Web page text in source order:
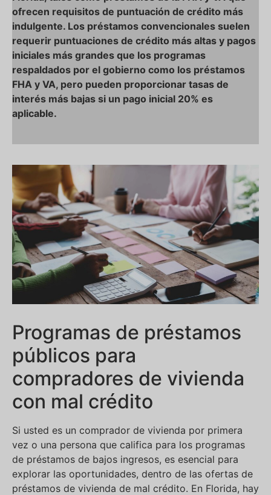
ofrecen requisitos de puntuación de crédito más
indulgente. Los préstamos convencionales suelen
requerir puntuaciones de crédito más altas y pagos
iniciales más grandes que los programas
respaldados por el gobierno como los préstamos
FHA y VA, pero pueden proporcionar tasas de
interés más bajas si un pago inicial 20% es
aplicable.
Programas de préstamos
públicos para
compradores de vivienda
con mal crédito
Si usted es un comprador de vivienda por primera
vez o una persona que califica para los programas
de préstamos de bajos ingresos, es esencial para
explorar las oportunidades, dentro de las ofertas de
préstamos de vivienda de mal crédito. En Florida, hay